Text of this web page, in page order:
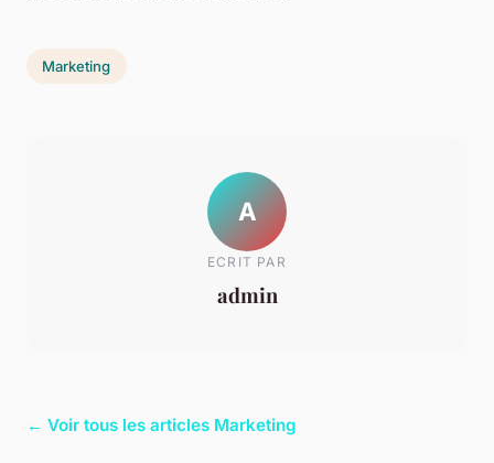
Marketing
A
ECRIT PAR
admin
← Voir tous les articles Marketing